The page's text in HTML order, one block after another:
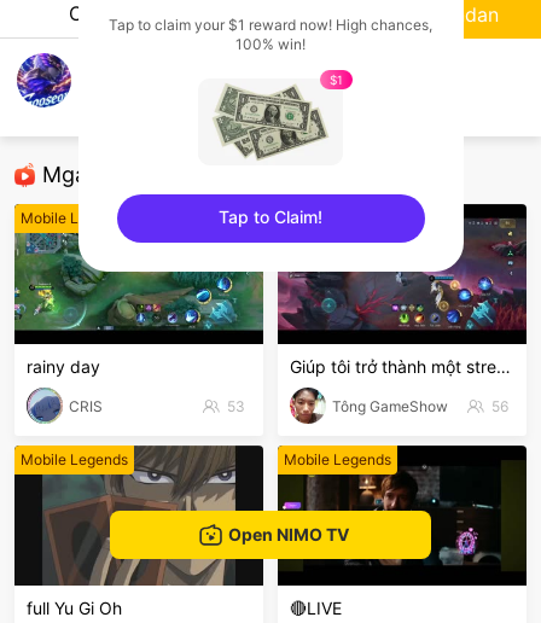
Chat Streamer
Mga Nirerekominda Na Mga Streamer
Mobile Legends
rainy day
CRIS 53
Mobile Legends
Giúp tôi trở thành một stream nổi bật nhất hôn nay
Tông GameShow 56
Mobile Legends
full Yu Gi Oh
Mobile Legends
🔴LIVE
Sundan
Open NIMO TV
Tap to claim your $1 reward now! High chances,
100% win!
$1
Tap to Claim!
sentinelEnd